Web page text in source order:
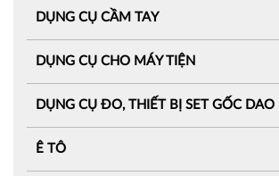
DỤNG CỤ CẦM TAY
DỤNG CỤ CHO MÁY TIỆN
DỤNG CỤ ĐO, THIẾT BỊ SET GỐC DAO
Ê TÔ